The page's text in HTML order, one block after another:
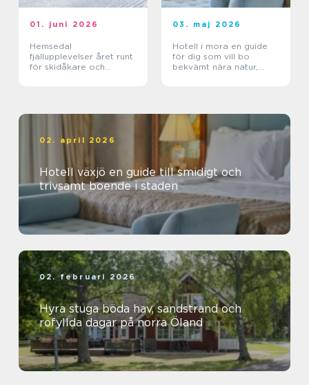
01. juni 2026
Hemsedal
fjällupplevelser året runt
för skidåkare och
03. maj 2026
Hotell i mora en guide
för dig som vill bo
bekvämt nära natur,
02. april 2026
Hotell växjö en guide till smidigt och
trivsamt boende i staden
02. februari 2026
Hyra stuga böda hav, sandstrand och
rofyllda dagar på norra Öland